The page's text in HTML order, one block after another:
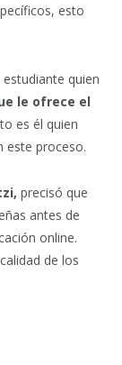
esto
quien
le ofrece el
es él quien
este proceso.
precisó que
antes de
online.
de los